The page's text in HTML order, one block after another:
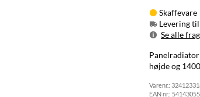
Skaffevare
Levering
Se alle
Metode
Levering til
højde og
Varenr.:
EAN nr.: